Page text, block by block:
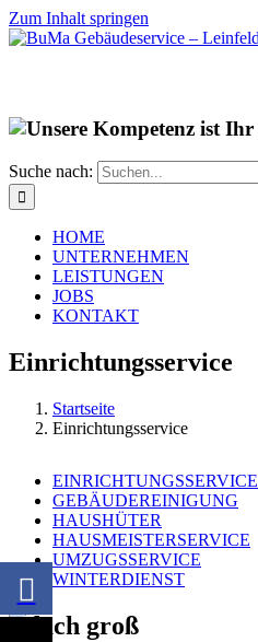
Zum Inhalt springen
Suche nach:
HOME
UNTERNEHMEN
LEISTUNGEN
JOBS
KONTAKT
Einrichtungsservice
Startseite
Einrichtungsservice
EINRICHTUNGSSERVICE
GEBÄUDEREINIGUNG
HAUSHÜTER
HAUSMEISTERSERVICE
UMZUGSSERVICE
WINTERDIENST